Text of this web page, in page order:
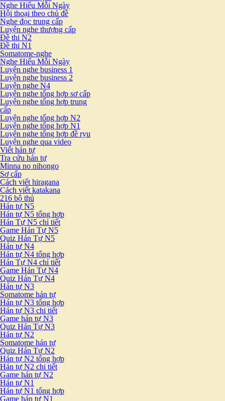
Nghe Hiểu Mỗi Ngày
Hội thoại theo chủ đề
Nghe đọc trung cấp
Luyện nghe thượng cấp
Đề thi N2
Đề thi N1
Somatome-nghe
Nghe Hiểu Mỗi Ngày
Luyện nghe business 1
Luyện nghe business 2
Luyện nghe N4
Luyện nghe tổng hợp sơ cấp
Luyện nghe tổng hợp trung
cấp
Luyện nghe tổng hợp N2
Luyện nghe tổng hợp N1
Luyện nghe tổng hợp đề ryu
Luyện nghe qua video
Viết hán tự
Tra cứu hán tự
Minna no nihongo
Sơ cấp
Cách viết hiragana
Cách viết katakana
216 bộ thủ
Hán tự N5
Hán tự N5 tổng hợp
Hán Tự N5 chi tiết
Game Hán Tự N5
Quiz Hán Tự N5
Hán tự N4
Hán tự N4 tổng hợp
Hán Tự N4 chi tiết
Game Hán Tự N4
Quiz Hán Tự N4
Hán tự N3
Somatome hán tự
Hán tự N3 tổng hợp
Hán tự N3 chi tiết
Game hán tự N3
Quiz Hán Tự N3
Hán tự N2
Somatome hán tự
Quiz Hán Tự N2
Hán tự N2 tổng hợp
Hán tự N2 chi tiết
Game hán tự N2
Hán tự N1
Hán tự N1 tổng hợp
Game hán tự N1